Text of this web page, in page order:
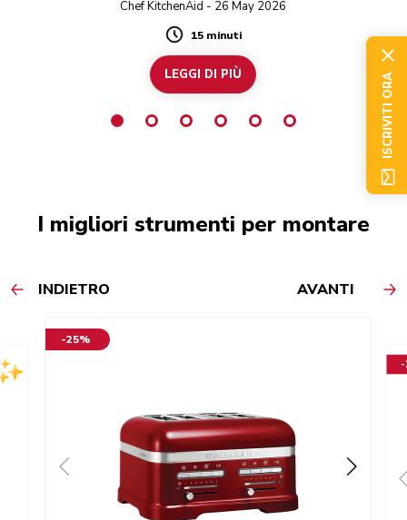
Chef KitchenAid - 26 May 2026
Duration
15 minuti
LEGGI DI PIÙ
I migliori strumenti per montare
INDIETRO AVANTI
-25%
-
ISCRIVITI ORA